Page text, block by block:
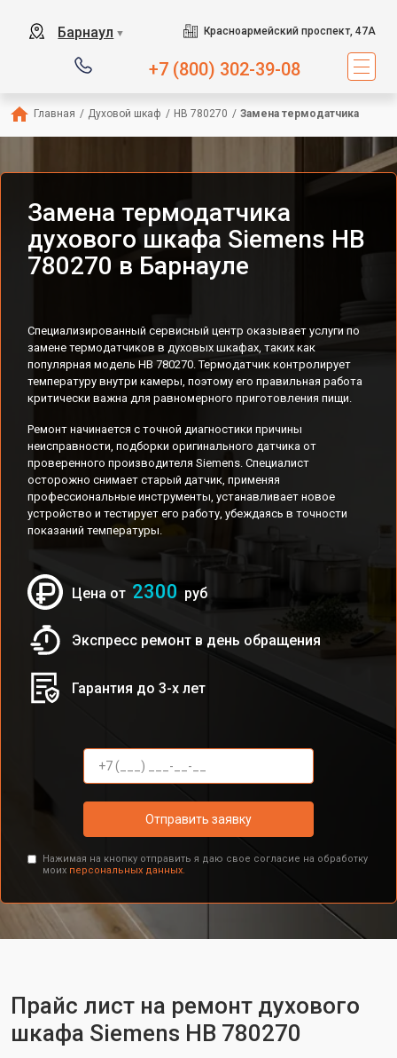
Барнаул ▼ Красноармейский проспект, 47А
+7 (800) 302-39-08
Главная / Духовой шкаф / HB 780270 / Замена термодатчика
Замена термодатчика
духового шкафа Siemens HB
780270 в Барнауле
Специализированный сервисный центр оказывает услуги по
замене термодатчиков в духовых шкафах, таких как
популярная модель HB 780270. Термодатчик контролирует
температуру внутри камеры, поэтому его правильная работа
критически важна для равномерного приготовления пищи.
Ремонт начинается с точной диагностики причины
неисправности, подборки оригинального датчика от
проверенного производителя Siemens. Специалист
осторожно снимает старый датчик, применяя
профессиональные инструменты, устанавливает новое
устройство и тестирует его работу, убеждаясь в точности
показаний температуры.
Цена от 2300 руб
Экспресс ремонт в день обращения
Гарантия до 3-х лет
Отправить заявку
Нажимая на кнопку отправить я даю свое согласие на обработку
моих персональных данных.
Прайс лист на ремонт духового
шкафа Siemens HB 780270